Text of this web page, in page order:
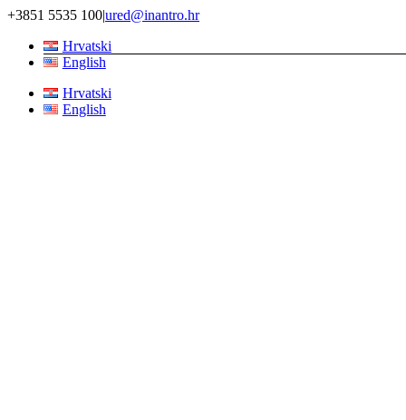
Skip
content
+3851 5535 100|ured@inantro.hr
Hrvatski
English
Hrvatski
English